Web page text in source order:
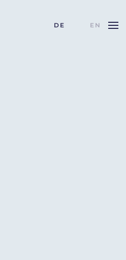
DE EN